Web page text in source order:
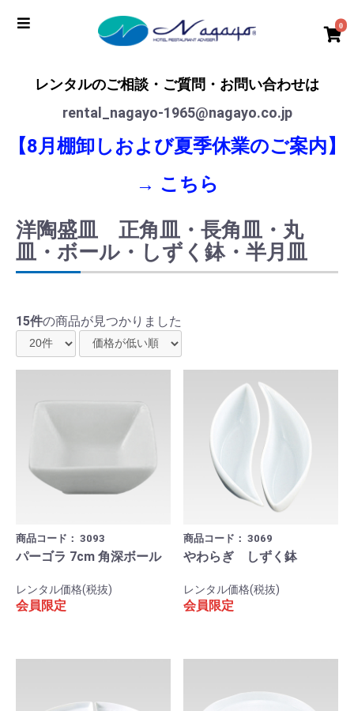
0
レンタルのご相談・ご質問・お問い合わせは
rental_nagayo-1965@nagayo.co.jp
【8月棚卸しおよび夏季休業のご案内】
→ こちら
洋陶盛皿 正角皿・長角皿・丸
皿・ボール・しずく鉢・半月皿
15件の商品が見つかりました
商品コード： 3093
パーゴラ 7cm 角深ボール
レンタル価格(税抜)
会員限定
商品コード： 3069
やわらぎ しずく鉢
レンタル価格(税抜)
会員限定